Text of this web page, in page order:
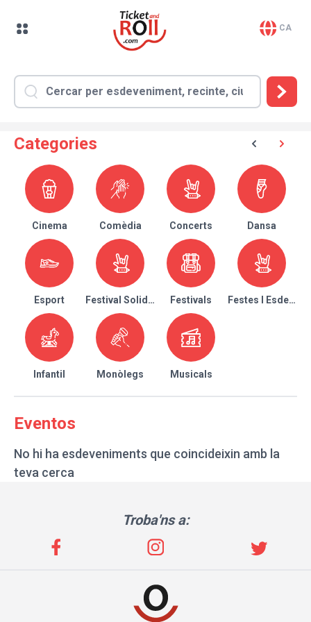
CA
Categories
Cinema Comèdia Concerts Dansa
Esport Festival Solidari Festivals Festes I
Infantil Monòlegs Musicals
Eventos
No hi ha esdeveniments que coincideixin amb la
teva cerca
Troba'ns a: